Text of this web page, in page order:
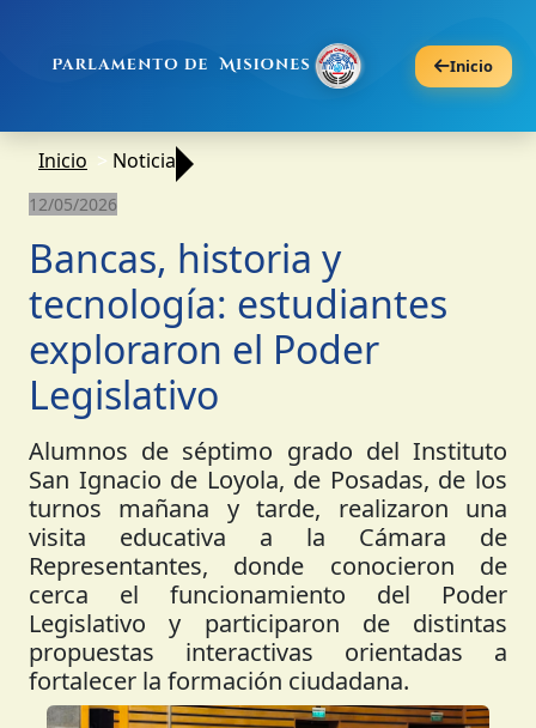
Inicio
Inicio Noticia
12/05/2026
Bancas, historia y
tecnología: estudiantes
exploraron el Poder
Legislativo
Alumnos de séptimo grado del Instituto
San Ignacio de Loyola, de Posadas, de los
turnos mañana y tarde, realizaron una
visita educativa a la Cámara de
Representantes, donde conocieron de
cerca el funcionamiento del Poder
Legislativo y participaron de distintas
propuestas interactivas orientadas a
fortalecer la formación ciudadana.